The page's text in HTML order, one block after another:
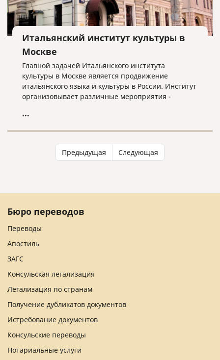
Итальянский институт культуры в
Москве
Главной задачей Итальянского института
культуры в Москве является продвижение
итальянского языка и культуры в России. Институт
организовывает различные мероприятия -
концерты, сотрудничая с многими учреждениями
...
Предыдущая Следующая
Бюро переводов
Переводы
Апостиль
ЗАГС
Консульская легализация
Легализация по странам
Получение дубликатов документов
Истребование документов
Консульские переводы
Нотариальные услуги